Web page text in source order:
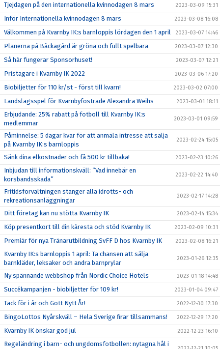
Tjejdagen på den internationella kvinnodagen 8 mars 2023-03-09 15:31
Inför Internationella kvinnodagen 8 mars 2023-03-08 16:08
Välkommen på Kvarnby IK:s barnloppis lördagen den 1 april 2023-03-07 14:46
Planerna på Bäckagård är gröna och fullt spelbara 2023-03-07 12:30
Så här fungerar Sponsorhuset! 2023-03-07 12:21
Pristagare i Kvarnby IK 2022 2023-03-06 17:20
Biobiljetter för 110 kr/st - först till kvarn! 2023-03-02 07:00
Landslagsspel för Kvarnbyfostrade Alexandra Weihs 2023-03-01 18:11
Erbjudande: 25% rabatt på fotboll till Kvarnby IK:s
medlemmar
2023-03-01 09:59
Påminnelse: 5 dagar kvar för att anmäla intresse att sälja
på Kvarnby IK:s barnloppis
2023-02-24 15:05
Sänk dina elkostnader och få 500 kr tillbaka! 2023-02-23 10:26
Inbjudan till informationskväll: ”Vad innebär en
korsbandsskada”
2023-02-22 14:40
Fritidsförvaltningen stänger alla idrotts- och
rekreationsanläggningar
2023-02-17 14:28
Ditt företag kan nu stötta Kvarnby IK 2023-02-14 15:34
Köp presentkort till din käresta och stöd Kvarnby IK 2023-02-09 10:31
Premiär för nya Tränarutbildning SvFF D hos Kvarnby IK 2023-02-08 16:21
Kvarnby IK:s barnloppis 1 april: Ta chansen att sälja
barnkläder, leksaker och andra barnprylar
2023-01-26 12:35
Ny spännande webbshop från Nordic Choice Hotels 2023-01-18 14:48
Succékampanjen - biobiljetter för 109 kr! 2023-01-04 09:47
Tack för i år och Gott Nytt År! 2022-12-30 17:30
BingoLottos Nyårskväll – Hela Sverige firar tillsammans! 2022-12-29 17:20
Kvarnby IK önskar god jul 2022-12-23 16:10
Regeländring i barn- och ungdomsfotbollen: nytagna hål i